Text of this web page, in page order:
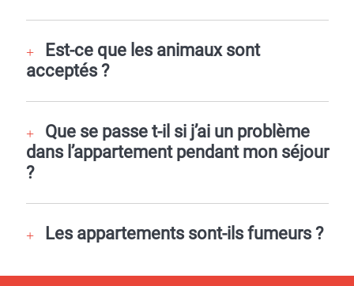
Est-ce que les animaux sont
acceptés ?
Que se passe t-il si j’ai un problème
dans l’appartement pendant mon séjour
?
Les appartements sont-ils fumeurs ?